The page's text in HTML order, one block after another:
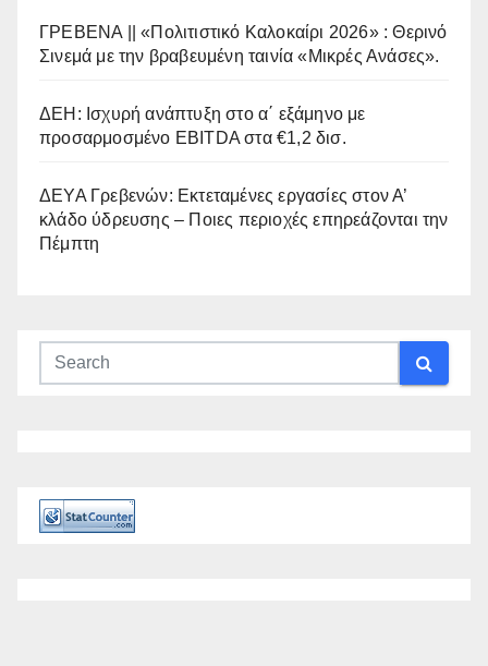
ΓΡΕΒΕΝΑ || «Πολιτιστικό Καλοκαίρι 2026» : Θερινό
Σινεμά με την βραβευμένη ταινία «Μικρές Ανάσες».
ΔΕΗ: Ισχυρή ανάπτυξη στο α΄ εξάμηνο με
προσαρμοσμένο EBITDA στα €1,2 δισ.
ΔΕΥΑ Γρεβενών: Εκτεταμένες εργασίες στον Α’
κλάδο ύδρευσης – Ποιες περιοχές επηρεάζονται την
Πέμπτη